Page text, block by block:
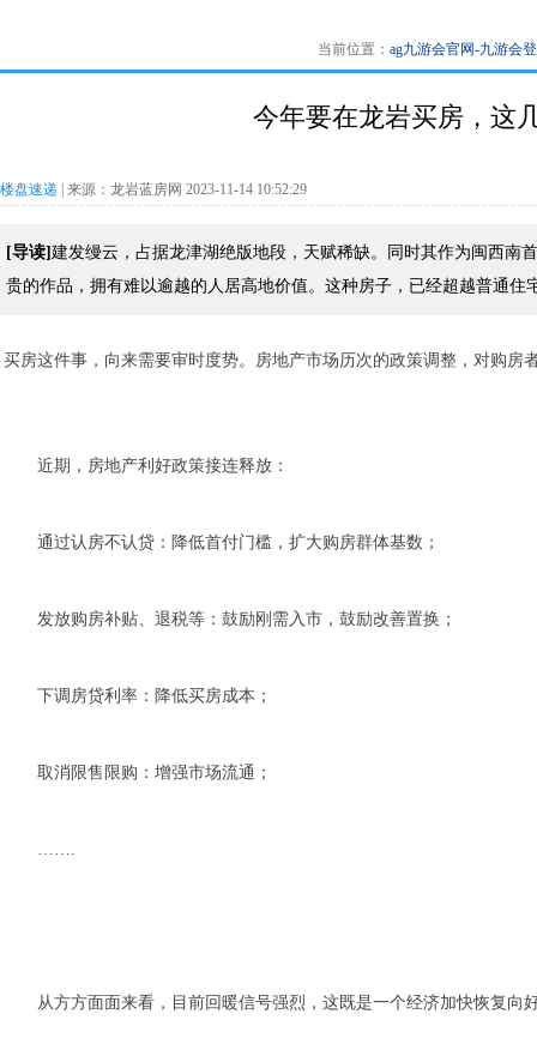
当前位置： ag九游会官网-九游会
今年要在龙岩买房，这
楼盘速递 | 来源：龙岩蓝房网 2023-11-14 10:52:29
[导读] 建发缦云，占据龙津湖绝版地段，天赋稀缺。同时其作为闽西南
贵的作品，拥有难以逾越的人居高地价值。这种房子，已经超越普通住
买房这件事，向来需要审时度势。房地产市场历次的政策调整，对购房
近期，房地产利好政策接连释放：
通过认房不认贷：降低首付门槛，扩大购房群体基数；
发放购房补贴、退税等：鼓励刚需入市，鼓励改善置换；
下调房贷利率：降低买房成本；
取消限售限购：增强市场流通；
…….
从方方面面来看，目前回暖信号强烈，这既是一个经济加快恢复向